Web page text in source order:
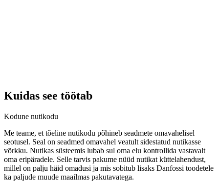
Kuidas see töötab
Kodune nutikodu
Me teame, et tõeline nutikodu põhineb seadmete omavahelisel
seotusel. Seal on seadmed omavahel veatult sidestatud nutikasse
võrkku. Nutikas süsteemis lubab sul oma elu kontrollida vastavalt
oma eripäradele. Selle tarvis pakume nüüd nutikat küttelahendust,
millel on palju häid omadusi ja mis sobitub lisaks Danfossi toodetele
ka paljude muude maailmas pakutavatega.